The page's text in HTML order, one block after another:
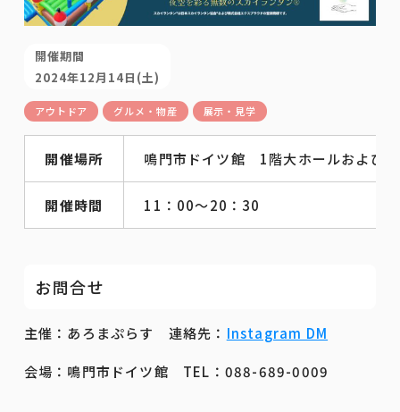
開催期間
2024年12月14日(土)
アウトドア グルメ・物産 展示・見学
開催場所 鳴門市ドイツ館 1階大ホールおよび
開催時間 11：00～20：30
お問合せ
主催：あろまぷらす 連絡先： Instagram DM
会場：鳴門市ドイツ館 TEL：088-689-0009